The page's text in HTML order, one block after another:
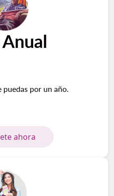
Anual
por un año.
ahora